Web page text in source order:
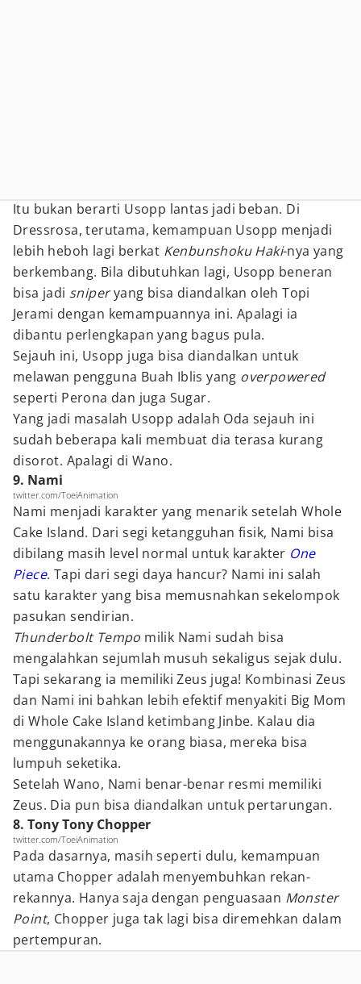
Itu bukan berarti Usopp lantas jadi beban. Di
Dressrosa, terutama, kemampuan Usopp menjadi
lebih heboh lagi berkat Kenbunshoku Haki-nya yang
berkembang. Bila dibutuhkan lagi, Usopp beneran
bisa jadi sniperyang bisa diandalkan oleh Topi
Jerami dengan kemampuannya ini. Apalagi ia
dibantu perlengkapan yang bagus pula.
Sejauh ini, Usopp juga bisa diandalkan untuk
melawan pengguna Buah Iblis yang overpowered
seperti Perona dan juga Sugar.
Yang jadi masalah Usopp adalah Oda sejauh ini
sudah beberapa kali membuat dia terasa kurang
disorot. Apalagi di Wano.
9. Nami
twitter.com/ToeiAnimation
Nami menjadi karakter yang menarik setelah Whole
Cake Island. Dari segi ketangguhan fisik, Nami bisa
dibilang masih level normal untuk karakter One
Piece. Tapi dari segi daya hancur? Nami ini salah
satu karakter yang bisa memusnahkan sekelompok
pasukan sendirian.
Thunderbolt Tempo milik Nami sudah bisa
mengalahkan sejumlah musuh sekaligus sejak dulu.
Tapi sekarang ia memiliki Zeus juga! Kombinasi Zeus
dan Nami ini bahkan lebih efektif menyakiti Big Mom
di Whole Cake Island ketimbang Jinbe. Kalau dia
menggunakannya ke orang biasa, mereka bisa
lumpuh seketika.
Setelah Wano, Nami benar-benar resmi memiliki
Zeus. Dia pun bisa diandalkan untuk pertarungan.
8. Tony Tony Chopper
twitter.com/ToeiAnimation
Pada dasarnya, masih seperti dulu, kemampuan
utama Chopper adalah menyembuhkan rekan-
rekannya. Hanya saja dengan penguasaan Monster
Point, Chopper juga tak lagi bisa diremehkan dalam
pertempuran.